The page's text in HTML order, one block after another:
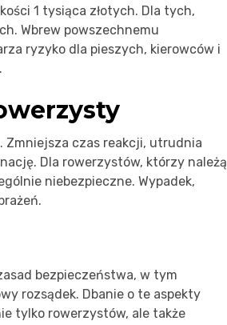
1 tysiąca złotych. Dla tych,
Wbrew powszechnemu
ryzyko dla pieszych, kierowców i
Zmniejsza czas reakcji, utrudnia
Dla rowerzystów, którzy należą
niebezpieczne. Wypadek,
bezpieczeństwa, w tym
rozsądek. Dbanie o te aspekty
tylko rowerzystów, ale także